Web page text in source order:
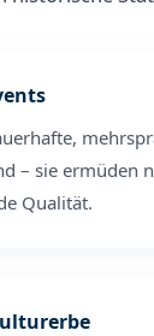
– sie ermüden
Qualität.